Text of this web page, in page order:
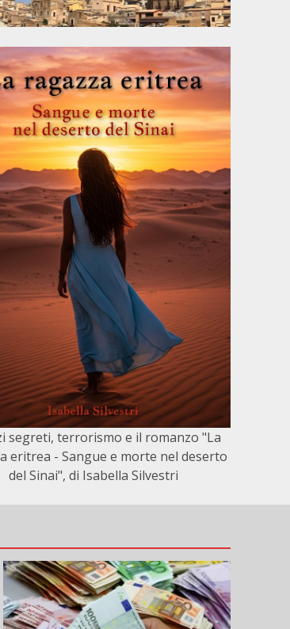
segreti, terrorismo e il romanzo "La
eritrea - Sangue e morte nel deserto
del Sinai", di Isabella Silvestri